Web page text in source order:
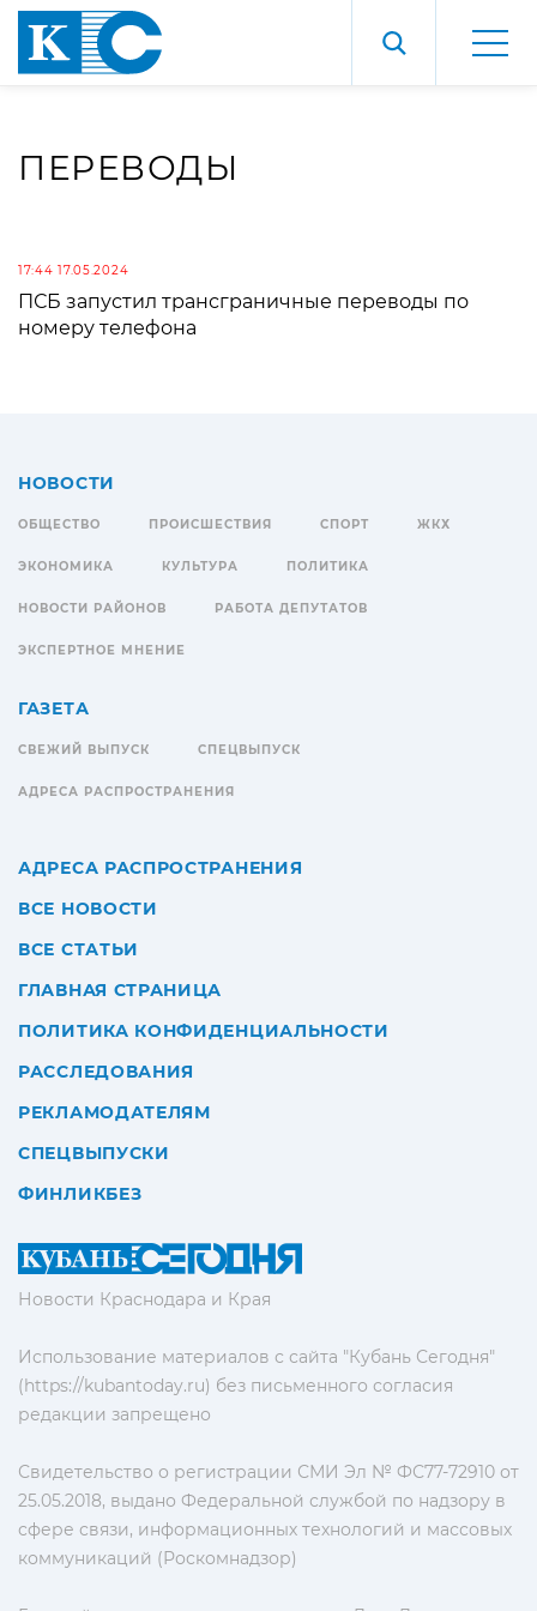
ПЕРЕВОДЫ
17:44 17.05.2024
ПСБ запустил трансграничные переводы по
номеру телефона
Новости Краснодара и Края
Использование материалов с сайта "Кубань Сегодня"
(https://kubantoday.ru) без письменного согласия
редакции запрещено
Свидетельство о регистрации СМИ Эл № ФС77-72910 от
25.05.2018, выдано Федеральной службой по надзору в
сфере связи, информационных технологий и массовых
коммуникаций (Роскомнадзор)
НОВОСТИ
ОБЩЕСТВО ПРОИСШЕСТВИЯ СПОРТ ЖКХ
ЭКОНОМИКА КУЛЬТУРА ПОЛИТИКА
НОВОСТИ РАЙОНОВ РАБОТА ДЕПУТАТОВ
ЭКСПЕРТНОЕ МНЕНИЕ
ГАЗЕТА
СВЕЖИЙ ВЫПУСК СПЕЦВЫПУСК
АДРЕСА РАСПРОСТРАНЕНИЯ
АДРЕСА РАСПРОСТРАНЕНИЯ
ВСЕ НОВОСТИ
ВСЕ СТАТЬИ
ГЛАВНАЯ СТРАНИЦА
ПОЛИТИКА КОНФИДЕНЦИАЛЬНОСТИ
РАССЛЕДОВАНИЯ
РЕКЛАМОДАТЕЛЯМ
СПЕЦВЫПУСКИ
ФИНЛИКБЕЗ